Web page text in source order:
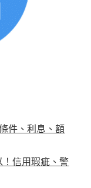
件、利息、額
信用瑕疵、警